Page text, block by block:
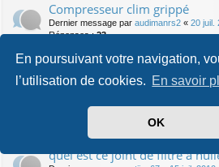
En poursuivant votre navigation,
l’utilisation de cookies. En savoir
OK
Compresseur clim grippé
Dernier message par audimanrs2 « 20 juil.
Réponses :23
Indicateur ODB Révisions :
Réponses : 8
Couleur de l'huile moteur
Mc Rai«
quel est ce joint de filtre à